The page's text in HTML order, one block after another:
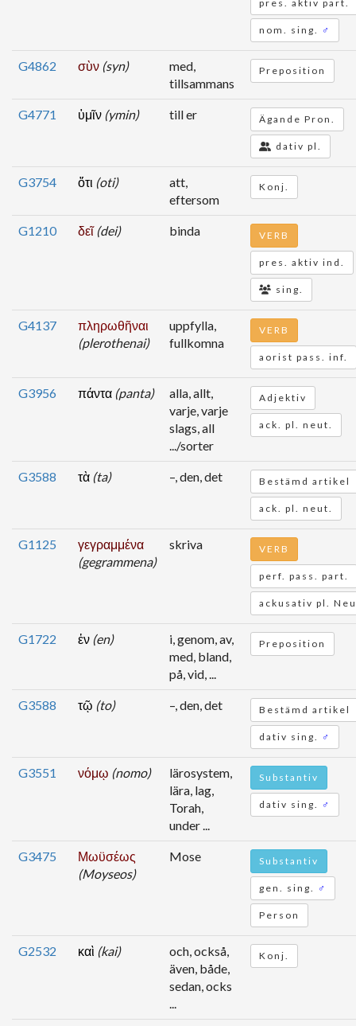
pres. aktiv part.
nom. sing. ♂
G4862 σὺν (syn)
med,
tillsammans
Preposition
G4771 ὑμῖν (ymin) till er Ägande Pron.
dativ pl.
G3754 ὅτι (oti)
att,
eftersom
Konj.
G1210 δεῖ (dei) binda VERB
pres. aktiv ind.
sing.
G4137
πληρωθῆναι
(plerothenai)
uppfylla,
fullkomna
VERB
aorist pass. inf.
G3956 πάντα (panta)
alla, allt,
varje, varje
slags, all
.../sorter
Adjektiv
ack. pl. neut.
G3588 τὰ (ta) –, den, det Bestämd artikel
ack. pl. neut.
G1125
γεγραμμένα
(gegrammena)
skriva VERB
perf. pass. part.
ackusativ pl.
G1722 ἐν (en)
i, genom, av,
med, bland,
på, vid, ...
Preposition
G3588 τῷ (to) –, den, det Bestämd artikel
dativ sing. ♂
G3551 νόμῳ (nomo)
lärosystem,
lära, lag,
Torah,
under ...
Substantiv
dativ sing. ♂
G3475
Μωϋσέως
(Moyseos)
Mose Substantiv
gen. sing. ♂
Person
G2532 καὶ (kai)
och, också,
även, både,
sedan, ocks
...
Konj.